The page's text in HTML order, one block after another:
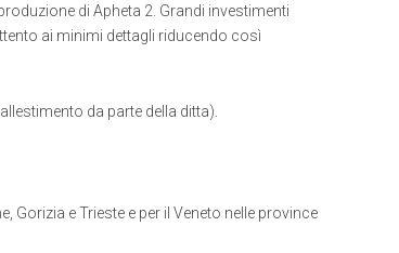
di Apheta 2. Grandi investimenti
ai minimi dettagli riducendo così
da parte della ditta).
Gorizia e Trieste e per il Veneto nelle province